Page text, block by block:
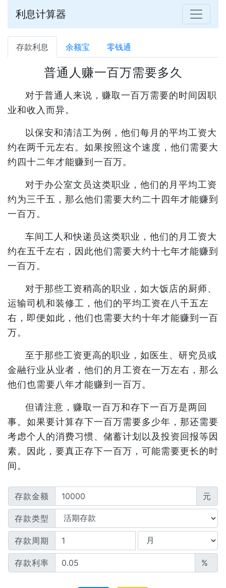
利息计算器
存款利息 余额宝 零钱通
普通人赚一百万需要多久
对于普通人来说，赚取一百万需要的时间因职
业和收入而异。
以保安和清洁工为例，他们每月的平均工资大
约在两千元左右。如果按照这个速度，他们需要大
约四十二年才能赚到一百万。
对于办公室文员这类职业，他们的月平均工资
约为三千五，那么他们需要大约二十四年才能赚到
一百万。
车间工人和快递员这类职业，他们的月工资大
约在五千左右，因此他们需要大约十七年才能赚到
一百万。
对于那些工资稍高的职业，如大饭店的厨师、
运输司机和装修工，他们的平均工资在八千五左
右，即便如此，他们也需要大约十年才能赚到一百
万。
至于那些工资更高的职业，如医生、研究员或
金融行业从业者，他们的月工资在一万左右，那么
他们也需要八年才能赚到一百万。
但请注意，赚取一百万和存下一百万是两回
事。如果要计算存下一百万需要多少年，那还需要
考虑个人的消费习惯、储蓄计划以及投资回报等因
素。因此，要真正存下一百万，可能需要更长的时
间。
存款金额 元
存款类型
存款周期
存款利率 %